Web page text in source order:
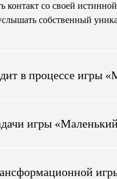
контакт со своей
собственный
в процессе игры
игры